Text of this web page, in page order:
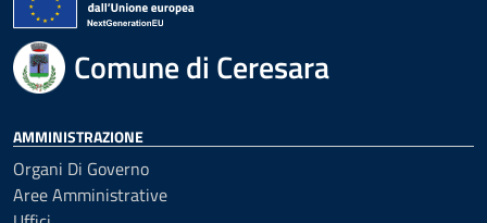
Comune di Ceresara
AMMINISTRAZIONE
Organi Di Governo
Aree Amministrative